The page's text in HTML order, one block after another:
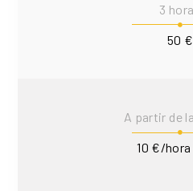
3
50 €
A partir de
10 €/